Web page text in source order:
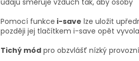
Pomocí funkce i-save lze uložit
později jej tlačítkem i-save opět
Tichý mód pro obzvlášť nízký